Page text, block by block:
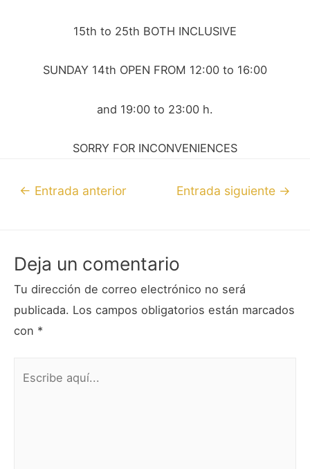
15th to 25th BOTH INCLUSIVE
SUNDAY 14th OPEN FROM 12:00 to 16:00
and 19:00 to 23:00 h.
SORRY FOR INCONVENIENCES
← Entrada anterior Entrada siguiente →
Deja un comentario
Tu dirección de correo electrónico no será
publicada. Los campos obligatorios están marcados
con *